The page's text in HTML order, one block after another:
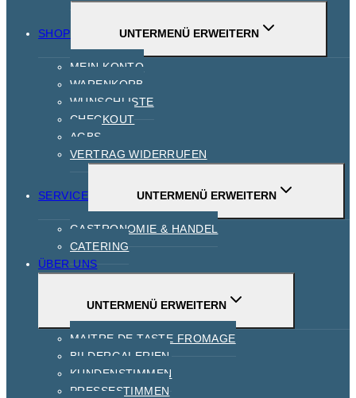
SHOP UNTERMENÜ ERWEITERN
MEIN KONTO
WARENKORB
WUNSCHLISTE
CHECKOUT
AGBS
VERTRAG WIDERRUFEN
SERVICE UNTERMENÜ ERWEITERN
GASTRONOMIE & HANDEL
CATERING
ÜBER UNS
UNTERMENÜ ERWEITERN
MAITRE DE TASTE FROMAGE
BILDERGALERIEN
KUNDENSTIMMEN
PRESSESTIMMEN